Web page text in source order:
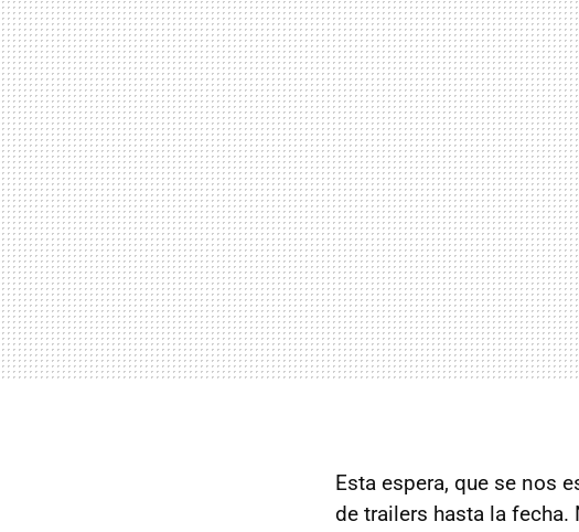
Esta espera, que se nos
de trailers hasta la